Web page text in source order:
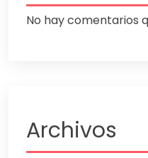
No hay comentarios
Archivos